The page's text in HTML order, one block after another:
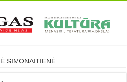
SIMONAITIENĖ